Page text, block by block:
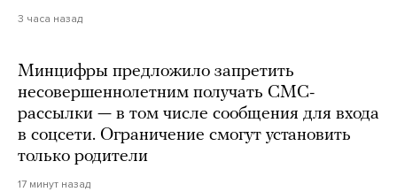
3 часа назад
Минцифры предложило запретить
несовершеннолетним получать СМС-
рассылки — в том числе сообщения для входа
в соцсети. Ограничение смогут установить
только родители
17 минут назад